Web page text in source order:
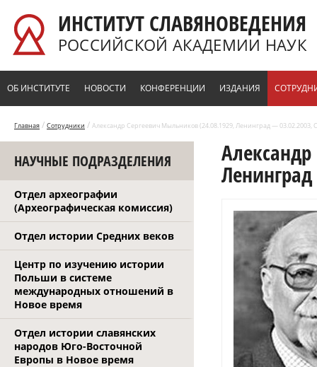
ИНСТИТУТ СЛАВЯНОВЕДЕНИЯ
РОССИЙСКОЙ АКАДЕМИИ НАУК
ОБ ИНСТИТУТЕ НОВОСТИ КОНФЕРЕНЦИИ ИЗДАНИЯ
Главная / Сотрудники / Александр Сергеевич Мыльников (24.08.1929, Ленинград — 03.02.2003,
НАУЧНЫЕ ПОДРАЗДЕЛЕНИЯ
Отдел археографии
(Археографическая комиссия)
Отдел истории Средних веков
Центр по изучению истории
Польши в системе
международных отношений в
Новое время
Отдел истории славянских
народов Юго-Восточной
Европы в Новое время